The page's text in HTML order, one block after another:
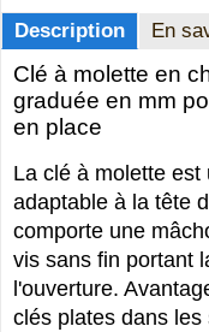
Description En
Clé à molette en
graduée en mm
en place
La clé à molette
adaptable à la tête
comporte une
vis sans fin portant
l'ouverture.
clés plates dans